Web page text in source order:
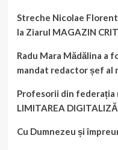
Streche Nicolae
la Ziarul MAGAZIN
Radu Mara Mădălina a
mandat redactor șef al
Profesorii din federația
LIMITAREA
Cu Dumnezeu și